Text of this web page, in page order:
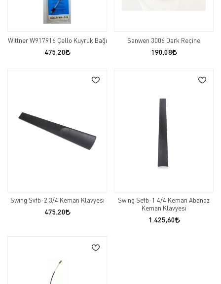
Wittner W917916 Çello Kuyruk Bağı
475,20
Sanwen 3006 Dark Reçine
190,08
Swing Svfb-2 3/4 Keman Klavyesi
475,20
Swing Sefb-1 4/4 Keman Abanoz
Keman Klavyesi
1.425,60